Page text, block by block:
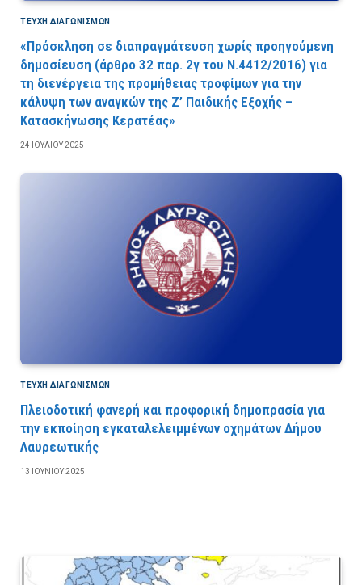
ΤΕΎΧΗ ΔΙΑΓΩΝΙΣΜΏΝ
«Πρόσκληση σε διαπραγμάτευση χωρίς προηγούμενη
δημοσίευση (άρθρο 32 παρ. 2γ του Ν.4412/2016) για
τη διενέργεια της προμήθειας τροφίμων για την
κάλυψη των αναγκών της Ζ’ Παιδικής Εξοχής –
Κατασκήνωσης Κερατέας»
24 ΙΟΥΛΊΟΥ 2025
ΤΕΎΧΗ ΔΙΑΓΩΝΙΣΜΏΝ
Πλειοδοτική φανερή και προφορική δημοπρασία για
την εκποίηση εγκαταλελειμμένων οχημάτων Δήμου
Λαυρεωτικής
13 ΙΟΥΝΊΟΥ 2025